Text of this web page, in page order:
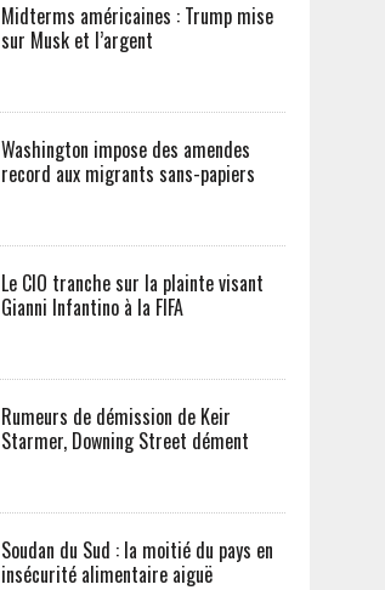
Midterms américaines : Trump mise
sur Musk et l’argent
Washington impose des amendes
record aux migrants sans-papiers
Le CIO tranche sur la plainte visant
Gianni Infantino à la FIFA
Rumeurs de démission de Keir
Starmer, Downing Street dément
Soudan du Sud : la moitié du pays en
insécurité alimentaire aiguë